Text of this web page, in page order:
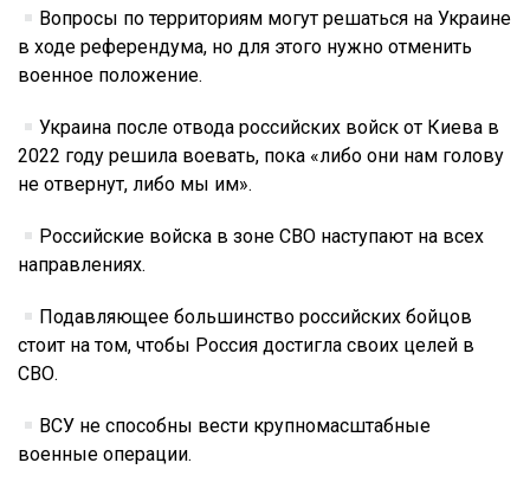
Вопросы по территориям могут решаться на Украине
в ходе референдума, но для этого нужно отменить
военное положение.
Украина после отвода российских войск от Киева в
2022 году решила воевать, пока «либо они нам голову
не отвернут, либо мы им».
Российские войска в зоне СВО наступают на всех
направлениях.
Подавляющее большинство российских бойцов
стоит на том, чтобы Россия достигла своих целей в
СВО.
ВСУ не способны вести крупномасштабные
военные операции.